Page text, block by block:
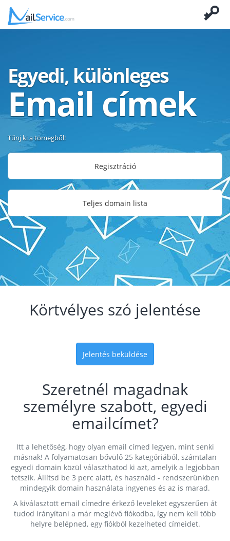
Egyedi, különleges
Email címek
Tűnj ki a tömegből!
Regisztráció
Teljes domain lista
Körtvélyes szó jelentése
Jelentés beküldése
Szeretnél magadnak
személyre szabott, egyedi
emailcímet?
Itt a lehetőség, hogy olyan email címed legyen, mint senki
másnak! A folyamatosan bővülő 25 kategóriából, számtalan
egyedi domain közül választhatod ki azt, amelyik a legjobban
tetszik. Állítsd be 3 perc alatt, és használd - rendszerünkben
mindegyik domain használata ingyenes és az is marad.
A kiválasztott email címedre érkező leveleket egyszerűen át
tudod irányítani a már meglévő fiókodba, így nem kell több
helyre belépned, egy fiókból kezelheted címeidet.